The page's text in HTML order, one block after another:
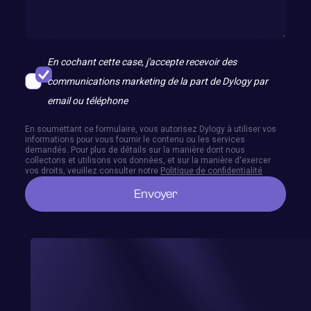
En cochant cette case, j'accepte recevoir des
communications marketing de la part de Dylogy par
email ou téléphone
En soumettant ce formulaire, vous autorisez Dylogy à utiliser vos
informations pour vous fournir le contenu ou les services
demandés. Pour plus de détails sur la manière dont nous
collectons et utilisons vos données, et sur la manière d'exercer
vos droits, veuillez consulter notre Politique de confidentialité